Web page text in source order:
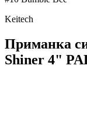
Keitech
Приманка
Shiner 4"